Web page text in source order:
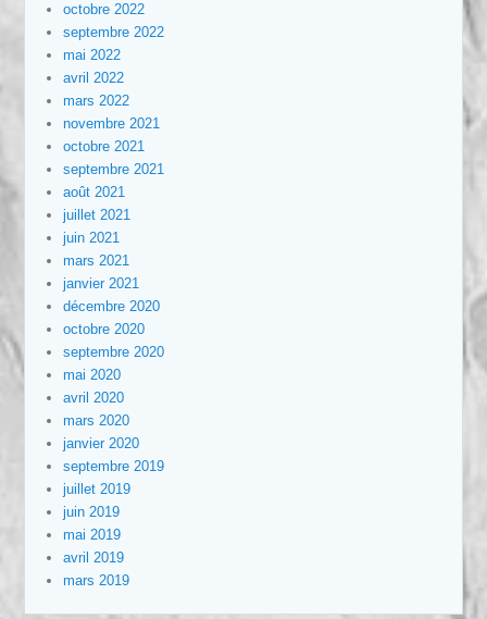
octobre 2022
septembre 2022
mai 2022
avril 2022
mars 2022
novembre 2021
octobre 2021
septembre 2021
août 2021
juillet 2021
juin 2021
mars 2021
janvier 2021
décembre 2020
octobre 2020
septembre 2020
mai 2020
avril 2020
mars 2020
janvier 2020
septembre 2019
juillet 2019
juin 2019
mai 2019
avril 2019
mars 2019